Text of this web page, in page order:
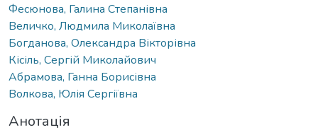
Фесюнова, Галина Степанівна
Величко, Людмила Миколаївна
Богданова, Олександра Вікторівна
Кісіль, Сергій Миколайович
Абрамова, Ганна Борисівна
Волкова, Юлія Сергіївна
Анотація